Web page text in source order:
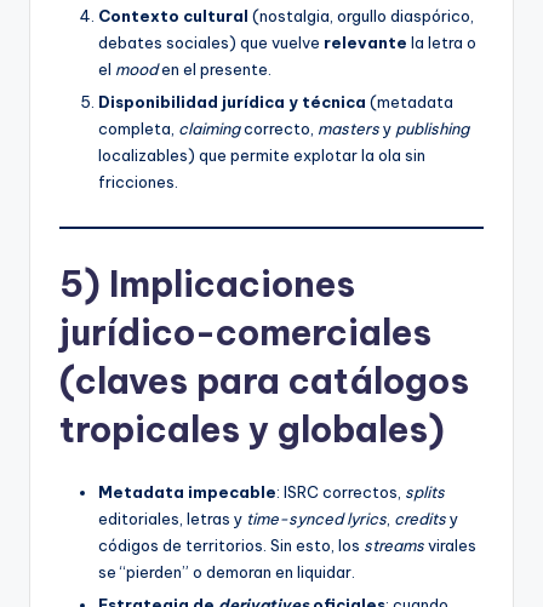
Contexto cultural (nostalgia, orgullo diaspórico,
debates sociales) que vuelve relevante la letra o
el mooden el presente.
Disponibilidad jurídica y técnica (metadata
completa, claimingcorrecto, mastersy publishing
localizables) que permite explotar la ola sin
fricciones.
5) Implicaciones
jurídico-comerciales
(claves para catálogos
tropicales y globales)
Metadata impecable: ISRC correctos, splits
editoriales, letras y time-synced lyrics creditsy
códigos de territorios. Sin esto, los streamsvirales
se “pierden” o demoran en liquidar.